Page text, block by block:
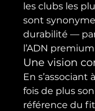
les clubs les
sont
durabilité —
l’ADN
Une vision
En s’associant
fois de plus
référence du